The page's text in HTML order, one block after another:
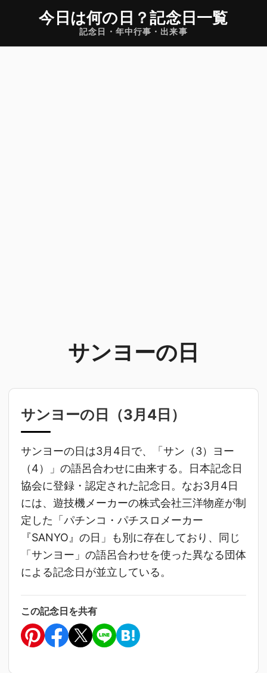
今日は何の日 ？記念日一覧
記念日・年中行事・出来事
サンヨーの日
サンヨーの日（3月4日 ）
サンヨーの日は3月4日で、「サン（3）ヨー
（4）」の語呂合わせに由来する。日本記念日
協会に登録・認定された記念日。なお3月4日
には、遊技機メーカーの株式会社三洋物産が制
定した「パチンコ・パチスロメーカー
『SANYO』の日」も別に存在しており、同じ
「サンヨー」の語呂合わせを使った異なる団体
による記念日が並立している。
この記念日を共有